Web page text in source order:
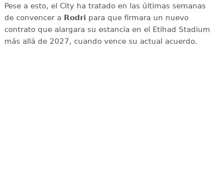
Pese a esto, el City ha tratado en las últimas semanas
de convencer a Rodri para que firmara un nuevo
contrato que alargara su estancia en el Etihad Stadium
más allá de 2027, cuando vence su actual acuerdo.